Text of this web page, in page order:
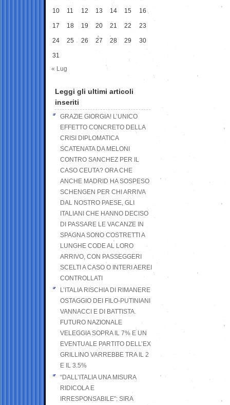
10 11 12 13 14 15 16
17 18 19 20 21 22 23
24 25 26 27 28 29 30
31
« Lug
Leggi gli ultimi articoli
inseriti
GRAZIE GIORGIA! L’UNICO
EFFETTO CONCRETO DELLA
CRISI DIPLOMATICA
SCATENATA DA MELONI
CONTRO SANCHEZ PER IL
CASO CEUTA? ORA CHE
ANCHE MADRID HA SOSPESO
SCHENGEN PER CHI ARRIVA
DAL NOSTRO PAESE, GLI
ITALIANI CHE HANNO DECISO
DI PASSARE LE VACANZE IN
SPAGNA SONO COSTRETTI A
LUNGHE CODE AL LORO
ARRIVO, CON PASSEGGERI
SCELTI A CASO O INTERI AEREI
CONTROLLATI
L’ITALIA RISCHIA DI RIMANERE
OSTAGGIO DEI FILO-PUTINIANI
VANNACCI E DI BATTISTA.
FUTURO NAZIONALE
VELEGGIA SOPRA IL 7% E UN
EVENTUALE PARTITO DELL’EX
GRILLINO VARREBBE TRA IL 2
E IL 3.5%
“DALL’ITALIA UNA MISURA
RIDICOLA E
IRRESPONSABILE”: SIRA